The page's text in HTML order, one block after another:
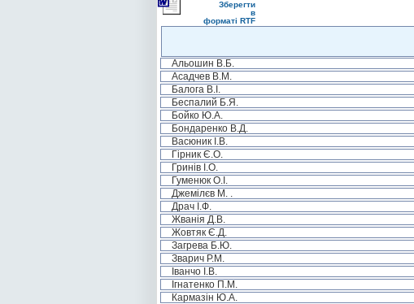
Зберегти
в
форматі RTF
Альошин В.Б.
Асадчев В.М.
Балога В.І.
Беспалий Б.Я.
Бойко Ю.А.
Бондаренко В.Д.
Васюник І.В.
Гірник Є.О.
Гринів І.О.
Гуменюк О.І.
Джемілєв М. .
Драч І.Ф.
Жванія Д.В.
Жовтяк Є.Д.
Загрева Б.Ю.
Зварич Р.М.
Іванчо І.В.
Ігнатенко П.М.
Кармазін Ю.А.